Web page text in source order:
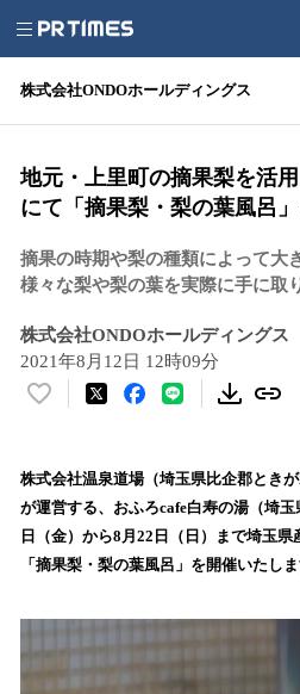
株式会社ONDOホールディングス
地元・上里町の摘果梨を活
にて「摘果梨・梨の葉風呂
摘果の時期や梨の種類によって大
様々な梨や梨の葉を実際に手に取
株式会社ONDOホールディングス
2021年8月12日 12時09分
い
！
数
を
読
中
で
株式会社温泉道場（埼玉県比企郡とき
が運営する、おふろcafe白寿の湯（埼
日（金）から8月22日（日）まで埼玉
「摘果梨・梨の葉風呂」を開催いたしま